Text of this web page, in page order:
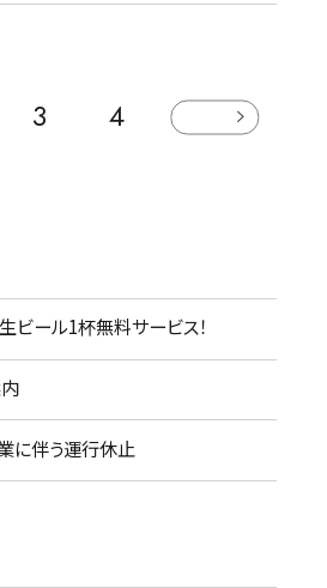
3 4
ビール1杯無料サービス！
に伴う運行休止